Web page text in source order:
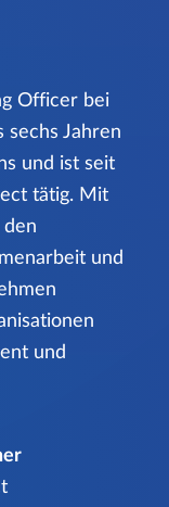
Officer bei
Jahren
und ist seit
tätig. Mit
den
und
und